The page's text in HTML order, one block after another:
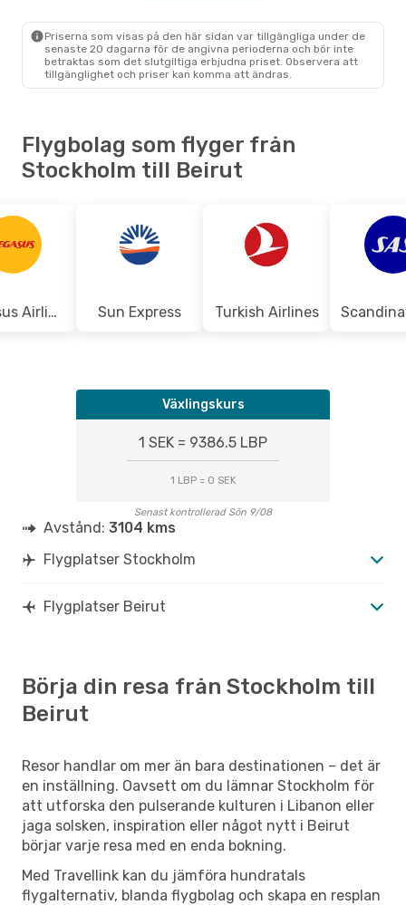
Scandinavian AirlinesDirekt
BEY- STO
Priserna som visas på den här sidan var tillgängliga under de
senaste 20 dagarna för de angivna perioderna och bör inte
betraktas som det slutgiltiga erbjudna priset. Observera att
tillgänglighet och priser kan komma att ändras.
Flygbolag som flyger från
Stockholm till Beirut
Pegasus Airlines Sun Express Turkish Airlines
Växlingskurs
1 SEK = 9386.5 LBP
1 LBP = 0 SEK
Senast kontrollerad Sön 9/08
Avstånd: 3104 kms
Flygplatser Stockholm
Flygplatser Beirut
Börja din resa från Stockholm till
Beirut
Resor handlar om mer än bara destinationen – det är
en inställning. Oavsett om du lämnar Stockholm för
att utforska den pulserande kulturen i Libanon eller
jaga solsken, inspiration eller något nytt i Beirut
börjar varje resa med en enda bokning.
Med Travellink kan du jämföra hundratals
flygalternativ, blanda flygbolag och skapa en resplan